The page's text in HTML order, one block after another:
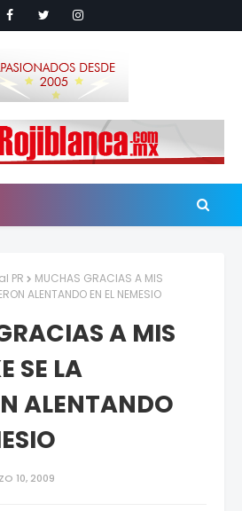
PR
MUCHAS GRACIAS A MIS
ALENTANDO EN EL NEMESIO
A MIS
SE LA
ALENTANDO
10, 2009